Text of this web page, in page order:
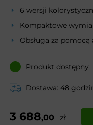
6 wersji
Kompaktowe
Obsługa za pomocą
Produkt dostępny
Dostawa: 48
3 688,00 zł